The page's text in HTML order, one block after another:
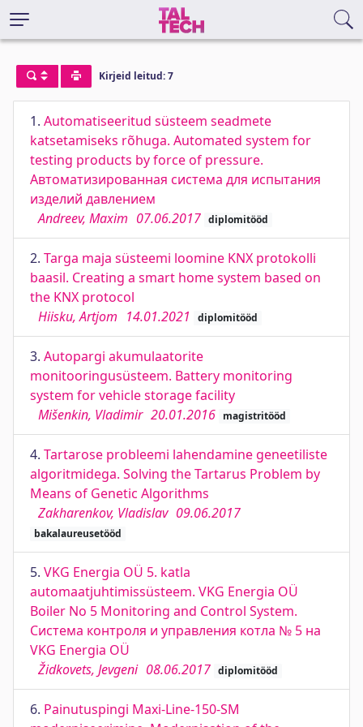
Kirjeid leitud: 7
1. Automatiseeritud süsteem seadmete
katsetamiseks rõhuga. Automated system for
testing products by force of pressure.
Автоматизированная система для испытания
изделий давлением
Andreev, Maxim 07.06.2017 diplomitööd
2. Targa maja süsteemi loomine KNX protokolli
baasil. Creating a smart home system based on
the KNX protocol
Hiisku, Artjom 14.01.2021 diplomitööd
3. Autopargi akumulaatorite
monitooringusüsteem. Battery monitoring
system for vehicle storage facility
Mišenkin, Vladimir 20.01.2016 magistritööd
4. Tartarose probleemi lahendamine geneetiliste
algoritmidega. Solving the Tartarus Problem by
Means of Genetic Algorithms
Zakharenkov, Vladislav 09.06.2017
bakalaureusetööd
5. VKG Energia OÜ 5. katla
automaatjuhtimissüsteem. VKG Energia OÜ
Boiler No 5 Monitoring and Control System.
Система контроля и управления котла № 5 на
VKG Energia OÜ
Židkovets, Jevgeni 08.06.2017 diplomitööd
6. Painutuspingi Maxi-Line-150-SM